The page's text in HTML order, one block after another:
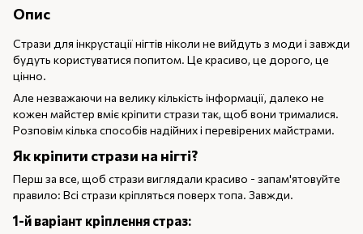
Опис
Стрази для інкрустації нігтів ніколи не вийдуть з моди і завжди
будуть користуватися попитом. Це красиво, це дорого, це
цінно.
Але незважаючи на велику кількість інформації, далеко не
кожен майстер вміє кріпити стрази так, щоб вони трималися.
Розповім кілька способів надійних і перевірених майстрами.
Як кріпити стрази на нігті?
Перш за все, щоб стрази виглядали красиво - запам'ятовуйте
правило: Всі стрази кріпляться поверх топа. Завжди.
1-й варіант кріплення страз: